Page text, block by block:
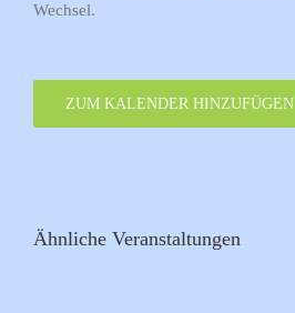
Wechsel.
ZUM KALENDER HINZUFÜGEN
Ähnliche Veranstaltungen